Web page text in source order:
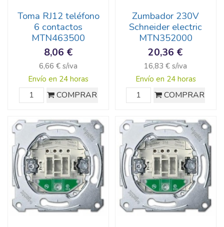
Toma RJ12 teléfono
6 contactos
MTN463500
8,06 €
6,66 € s/iva
Envío en 24 horas
COMPRAR
Zumbador 230V
Schneider electric
MTN352000
20,36 €
16,83 € s/iva
Envío en 24 horas
COMPRAR